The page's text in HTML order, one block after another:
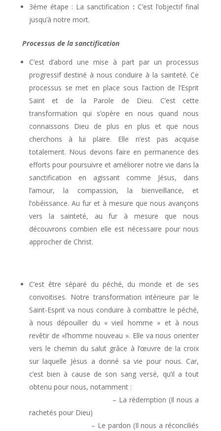
3éme étape : La sanctification : C’est l’objectif final
jusqu’à notre mort.
Processus de la sanctification
C’est d’abord une mise à part par un processus
progressif destiné à nous conduire à la sainteté. Ce
processus se met en place sous l’action de l’Esprit
Saint et de la Parole de Dieu. C’est cette
transformation qui s’opère en nous quand nous
connaissons Dieu de plus en plus et que nous
cherchons à lui plaire. Elle n’est pas acquise
totalement. Nous devons faire en permanence des
efforts pour poursuivre et améliorer notre vie dans la
sanctification en agissant comme Jésus, dans
l’amour, la compassion, la bienveillance, et
l’obéissance. Au fur et à mesure que nous avançons
vers la sainteté, au fur à mesure que nous
découvrons combien elle est nécessaire pour nous
approcher de Christ.
C’est être séparé du péché, du monde et de ses
convoitises. Notre transformation intérieure par le
Saint-Esprit va nous conduire à combattre le péché,
à nous dépouiller du « vieil homme » et à nous
revêtir de «l’homme nouveau ». Elle va nous orienter
vers le chemin du salut grâce à l’œuvre de la croix
sur laquelle Jésus a donné sa vie pour nous. Car,
c’est bien à cause de son sang versé, qu’il a tout
obtenu pour nous, notamment :
– La rédemption (Il nous a
rachetés pour Dieu)
– Le pardon (Il nous a réconciliés